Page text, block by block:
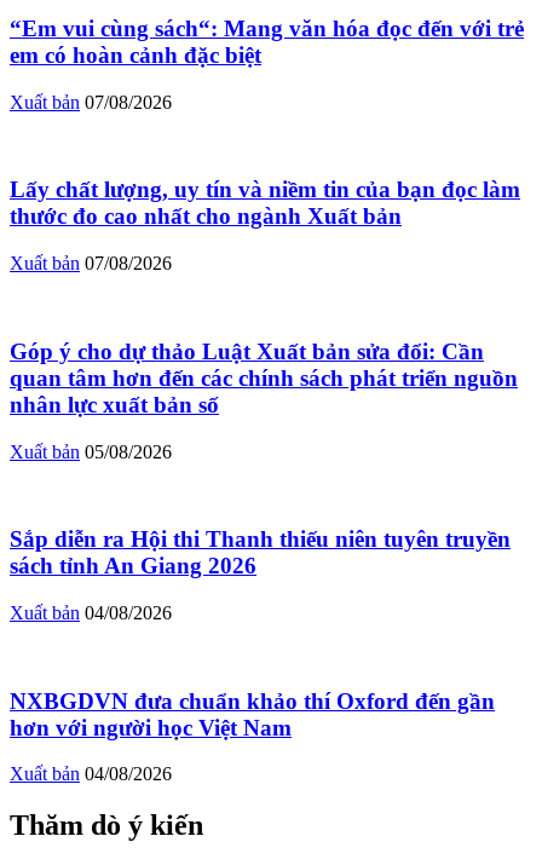
“Em vui cùng sách“: Mang văn hóa đọc đến với trẻ
em có hoàn cảnh đặc biệt
Xuất bản 07/08/2026
Lấy chất lượng, uy tín và niềm tin của bạn đọc làm
thước đo cao nhất cho ngành Xuất bản
Xuất bản 07/08/2026
Góp ý cho dự thảo Luật Xuất bản sửa đổi: Cần
quan tâm hơn đến các chính sách phát triển nguồn
nhân lực xuất bản số
Xuất bản 05/08/2026
Sắp diễn ra Hội thi Thanh thiếu niên tuyên truyền
sách tỉnh An Giang 2026
Xuất bản 04/08/2026
NXBGDVN đưa chuẩn khảo thí Oxford đến gần
hơn với người học Việt Nam
Xuất bản 04/08/2026
Thăm dò ý kiến